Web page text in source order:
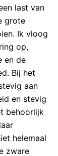
last van
grote
Ik vloog
op,
en de
Bij het
aan
en stevig
behoorlijk
helemaal
zware